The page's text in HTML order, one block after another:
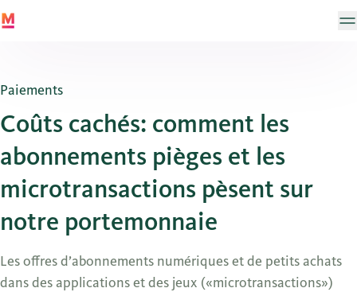
Paiements
Coûts cachés: comment les
abonnements pièges et les
microtransactions pèsent sur
notre portemonnaie
Les offres d’abonnements numériques et de petits achats
dans des applications et des jeux («microtransactions»)